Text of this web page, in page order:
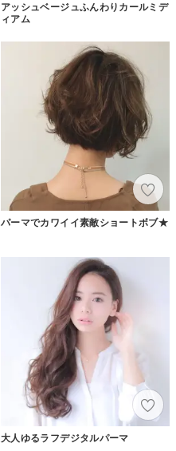
アッシュベージュふんわりカールミデ
ィアム
パーマでカワイイ素敵ショートボブ★
大人ゆるラフデジタルパーマ